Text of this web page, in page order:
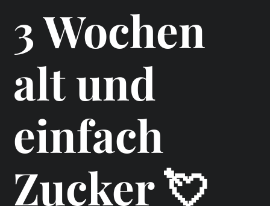
3 Wochen
alt und
einfach
Zucker 💘